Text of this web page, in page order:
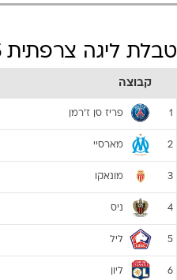
טבלת ליגה צרפתית 2024/25
קבוצה
1 פריז סן ז'רמן
2 מארסיי
3 מונאקו
4 ניס
5 ליל
6 ליון